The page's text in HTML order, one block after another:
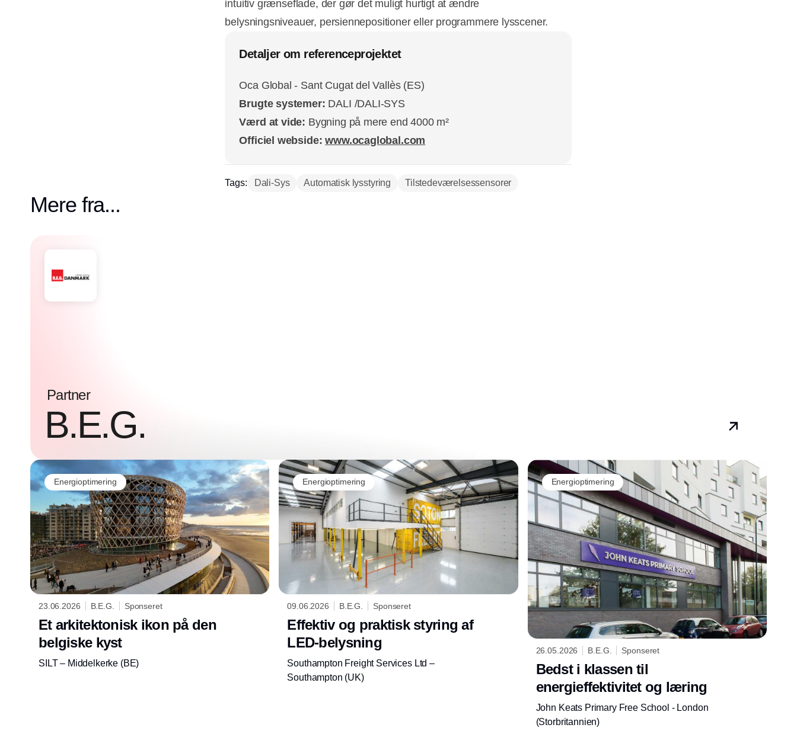
intuitiv grænseflade, der gør det muligt hurtigt at ændre
belysningsniveauer, persiennepositioner eller programmere lysscener.
Detaljer om referenceprojektet
Oca Global - Sant Cugat del Vallès (ES)
Brugte systemer: DALI /DALI-SYS
Værd at vide: Bygning på mere end 4000 m²
Officiel webside: www.ocaglobal.com
Tags: Dali-Sys Automatisk lysstyring Tilstedeværelsessensorer
Mere fra...
Partner
B.E.G.
Energioptimering
23.06.2026 B.E.G. Sponseret
Et arkitektonisk ikon på den
belgiske kyst
SILT – Middelkerke (BE)
Energioptimering
09.06.2026 B.E.G. Sponseret
Effektiv og praktisk styring af
LED-belysning
Southampton Freight Services Ltd –
Southampton (UK)
Energioptimering
26.05.2026 B.E.G. Sponseret
Bedst i klassen til
energieffektivitet og læring
John Keats Primary Free School - London
(Storbritannien)